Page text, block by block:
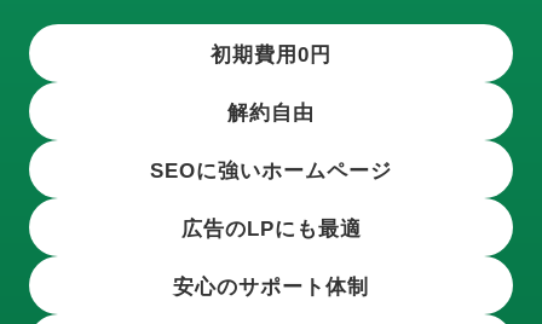
初期費用0円
解約自由
SEOに強いホームページ
広告のLPにも最適
安心のサポート体制